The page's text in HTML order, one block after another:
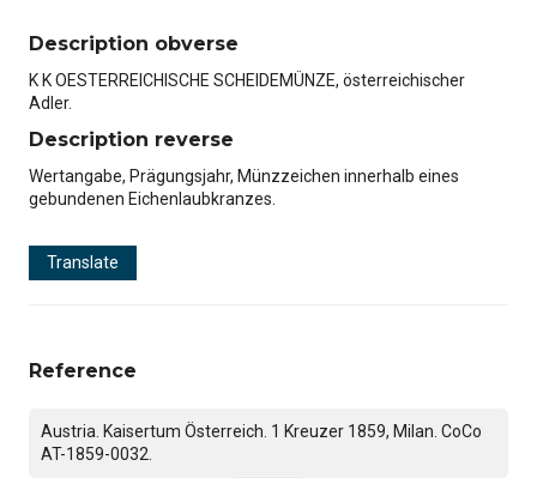
Description obverse
K K OESTERREICHISCHE SCHEIDEMÜNZE, österreichischer
Adler.
Description reverse
Wertangabe, Prägungsjahr, Münzzeichen innerhalb eines
gebundenen Eichenlaubkranzes.
Translate
Reference
Austria. Kaisertum Österreich. 1 Kreuzer 1859, Milan. CoCo
AT-1859-0032.